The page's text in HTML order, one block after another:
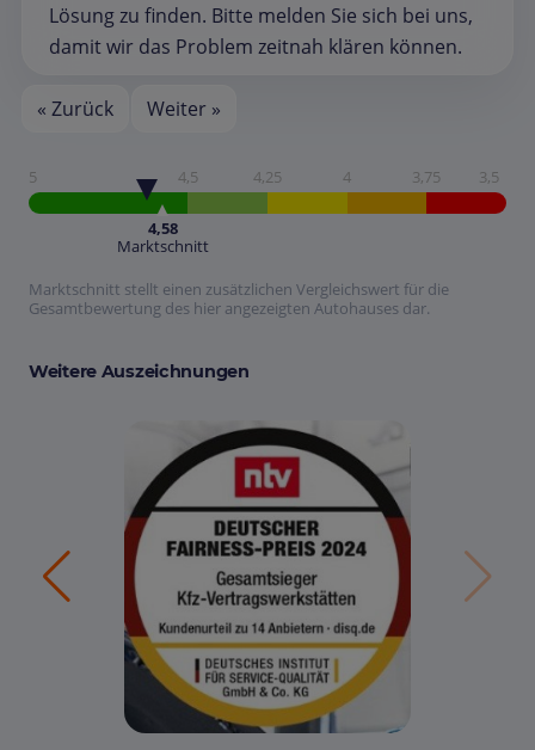
Lösung zu finden. Bitte melden Sie sich bei uns,
damit wir das Problem zeitnah klären können.
« Zurück Weiter »
5 4,5 4,25 4 3,75 3,5
4,58
Marktschnitt
Marktschnitt stellt einen zusätzlichen Vergleichswert für die
Gesamtbewertung des hier angezeigten Autohauses dar.
Weitere Auszeichnungen